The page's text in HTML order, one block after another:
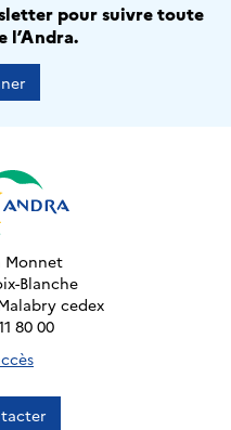
pour suivre toute
l’Andra.
Monnet
Blanche
cedex
80 00